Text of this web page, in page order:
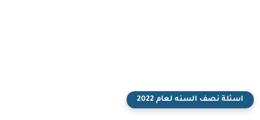
اسئلة نصف السنه لعام 2022